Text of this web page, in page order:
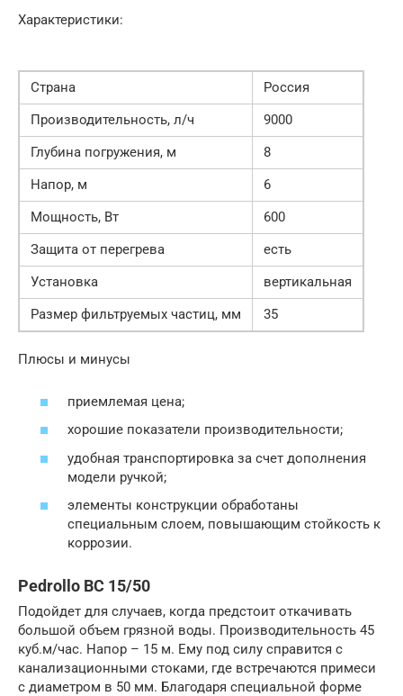
Характеристики:
Страна
Россия
Производительность, л/ч
9000
Глубина погружения, м
8
Напор, м
6
Мощность, Вт
600
Защита от перегрева
есть
Установка
вертикальная
Размер фильтруемых частиц, мм
35
Плюсы и минусы
приемлемая цена;
хорошие показатели производительности;
удобная транспортировка за счет дополнения
модели ручкой;
элементы конструкции обработаны
специальным слоем, повышающим стойкость к
коррозии.
Pedrollo BC 15/50
Подойдет для случаев, когда предстоит откачивать
большой объем грязной воды. Производительность 45
куб.м/час. Напор – 15 м. Ему под силу справится с
канализационными стоками, где встречаются примеси
с диаметром в 50 мм. Благодаря специальной форме